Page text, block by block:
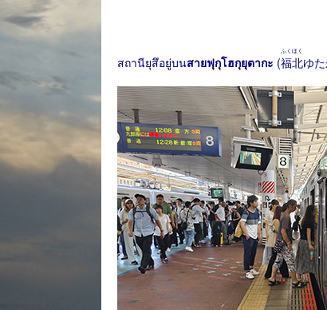
สถานียุสึอยู่บนสายฟุกุโฮกุยุตากะ (福北
ふくほく
ゆ